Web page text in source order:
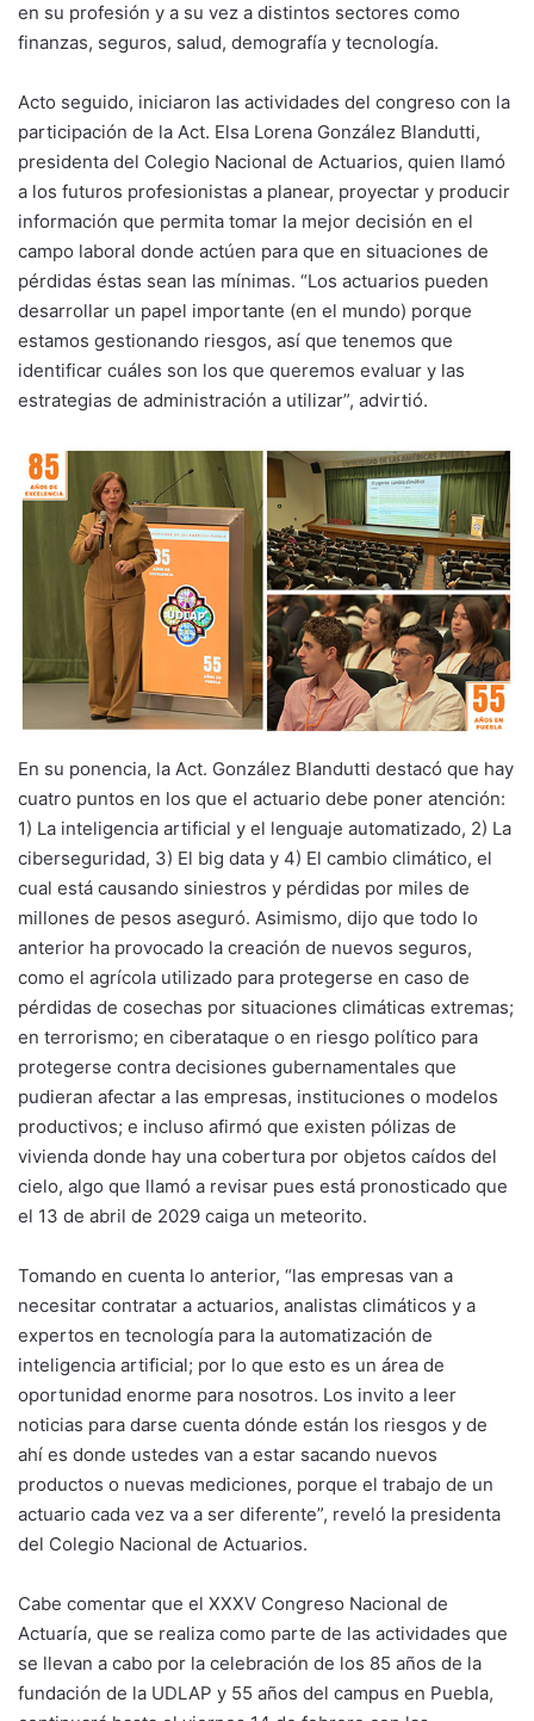
en su profesión y a su vez a distintos sectores como
finanzas, seguros, salud, demografía y tecnología.
Acto seguido, iniciaron las actividades del congreso con la
participación de la Act. Elsa Lorena González Blandutti,
presidenta del Colegio Nacional de Actuarios, quien llamó
a los futuros profesionistas a planear, proyectar y producir
información que permita tomar la mejor decisión en el
campo laboral donde actúen para que en situaciones de
pérdidas éstas sean las mínimas. “Los actuarios pueden
desarrollar un papel importante (en el mundo) porque
estamos gestionando riesgos, así que tenemos que
identificar cuáles son los que queremos evaluar y las
estrategias de administración a utilizar”, advirtió.
En su ponencia, la Act. González Blandutti destacó que hay
cuatro puntos en los que el actuario debe poner atención:
1) La inteligencia artificial y el lenguaje automatizado, 2) La
ciberseguridad, 3) El big data y 4) El cambio climático, el
cual está causando siniestros y pérdidas por miles de
millones de pesos aseguró. Asimismo, dijo que todo lo
anterior ha provocado la creación de nuevos seguros,
como el agrícola utilizado para protegerse en caso de
pérdidas de cosechas por situaciones climáticas extremas;
en terrorismo; en ciberataque o en riesgo político para
protegerse contra decisiones gubernamentales que
pudieran afectar a las empresas, instituciones o modelos
productivos; e incluso afirmó que existen pólizas de
vivienda donde hay una cobertura por objetos caídos del
cielo, algo que llamó a revisar pues está pronosticado que
el 13 de abril de 2029 caiga un meteorito.
Tomando en cuenta lo anterior, “las empresas van a
necesitar contratar a actuarios, analistas climáticos y a
expertos en tecnología para la automatización de
inteligencia artificial; por lo que esto es un área de
oportunidad enorme para nosotros. Los invito a leer
noticias para darse cuenta dónde están los riesgos y de
ahí es donde ustedes van a estar sacando nuevos
productos o nuevas mediciones, porque el trabajo de un
actuario cada vez va a ser diferente”, reveló la presidenta
del Colegio Nacional de Actuarios.
Cabe comentar que el XXXV Congreso Nacional de
Actuaría, que se realiza como parte de las actividades que
se llevan a cabo por la celebración de los 85 años de la
fundación de la UDLAP y 55 años del campus en Puebla,